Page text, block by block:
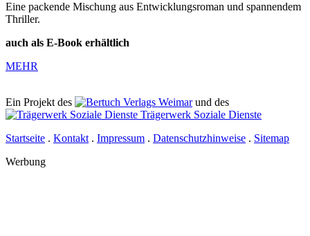
Eine packende Mischung aus Entwicklungsroman und spannendem
Thriller.
auch als E-Book erhältlich
MEHR
Ein Projekt des Verlags Weimarund des
Trägerwerk Soziale Dienste
Startseite . Kontakt . Impressum . Datenschutzhinweise . Sitemap
Werbung